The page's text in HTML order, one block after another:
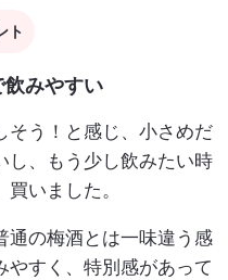
ト
みやすい
そう！と感じ、小さめだ
し、もう少し飲みたい時
いました。
通の梅酒とは一味違う感
やすく、特別感があって